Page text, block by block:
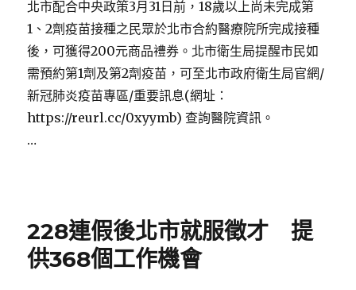
北市配合中央政策3月31日前，18歲以上尚未完成第
1、2劑疫苗接種之民眾於北市合約醫療院所完成接種
後，可獲得200元商品禮券。北市衛生局提醒市民如
需預約第1劑及第2劑疫苗，可至北市政府衛生局官網/
新冠肺炎疫苗專區/重要訊息(網址：
https://reurl.cc/0xyymb) 查詢醫院資訊。
…
228連假後北市就服徵才 提
供368個工作機會